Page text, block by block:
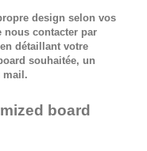
design selon vos
contacter par
détaillant votre
souhaitée, un
mail.
board